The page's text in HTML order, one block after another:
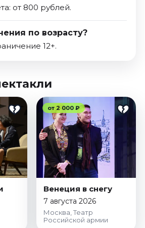
от 800 рублей.
по возрасту?
12+.
от 2 000 ₽
Венеция в снегу
7 августа 2026
Москва, Театр
Российской армии